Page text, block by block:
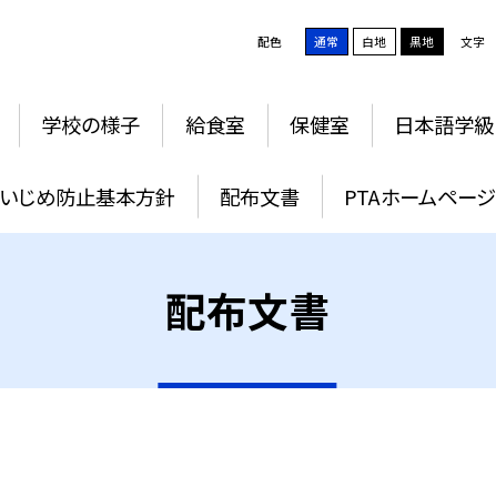
配色 通常 白地 黒地 文字
学校の様子 給食室 保健室 日本語学級
いじめ防止基本方針 配布文書 PTAホームページ
配布文書